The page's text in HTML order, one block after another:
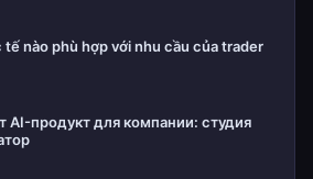
tế nào phù hợp với nhu cầu của trader
AI-продукт для компании: студия